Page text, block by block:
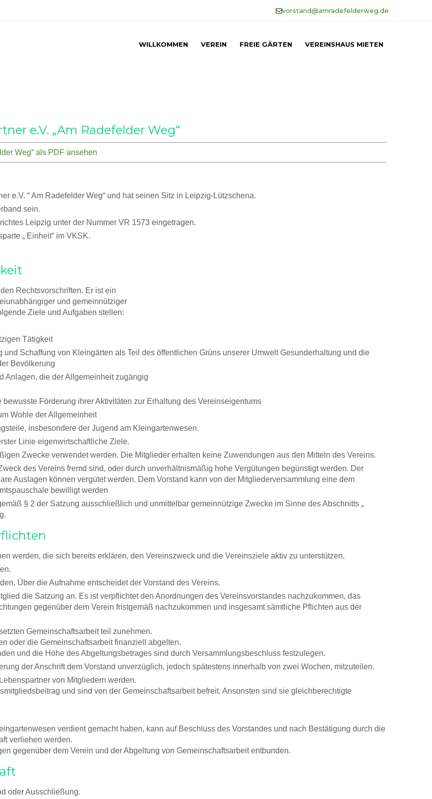
vorstand@amradefelderweg.de
WILLKOMMEN VEREIN FREIE GÄRTEN VEREINSHAUS MIETEN
e.V. „Am Radefelder Weg“
Weg“ als PDF ansehen
e.V. “ Am Radefelder Weg“ und hat seinen Sitz in Leipzig-Lützschena.
sein.
Leipzig unter der Nummer VR 1573 eingetragen.
„ Einheit“ im VKSK.
Rechtsvorschriften. Er ist ein
und gemeinnütziger
Ziele und Aufgaben stellen:
Tätigkeit
Schaffung von Kleingärten als Teil des öffentlichen Grüns unserer Umwelt Gesunderhaltung und die
Bevölkerung
Anlagen, die der Allgemeinheit zugängig
Förderung ihrer Aktivitäten zur Erhaltung des Vereinseigentums
Wohle der Allgemeinheit
insbesondere der Jugend am Kleingartenwesen.
Linie eigenwirtschaftliche Ziele.
Zwecke verwendet werden. Die Mitglieder erhalten keine Zuwendungen aus den Mitteln des Vereins.
des Vereins fremd sind, oder durch unverhältnismäßig hohe Vergütungen begünstigt werden. Der
Auslagen können vergütet werden. Dem Vorstand kann von der Mitgliederversammlung eine dem
bewilligt werden
§ 2 der Satzung ausschließlich und unmittelbar gemeinnützige Zwecke im Sinne des Abschnitts „
werden, die sich bereits erklären, den Vereinszweck und die Vereinsziele aktiv zu unterstützen.
Über die Aufnahme entscheidet der Vorstand des Vereins.
die Satzung an. Es ist verpflichtet den Anordnungen des Vereinsvorstandes nachzukommen, das
gegenüber dem Verein fristgemäß nachzukommen und insgesamt sämtliche Pflichten aus der
Gemeinschaftsarbeit teil zunehmen.
oder die Gemeinschaftsarbeit finanziell abgelten.
und die Höhe des Abgeltungsbetrages sind durch Versammlungsbeschluss festzulegen.
der Anschrift dem Vorstand unverzüglich, jedoch spätestens innerhalb von zwei Wochen, mitzuteilen.
von Mitgliedern werden.
und sind von der Gemeinschaftsarbeit befreit. Ansonsten sind sie gleichberechtigte
verdient gemacht haben, kann auf Beschluss des Vorstandes und nach Bestätigung durch die
verliehen werden.
gegenüber dem Verein und der Abgeltung von Gemeinschaftsarbeit entbunden.
oder Ausschließung.